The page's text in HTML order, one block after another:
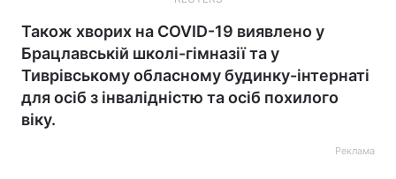
Також хворих на COVID-19 виявлено у
Брацлавській школі-гімназії та у
Тиврівському обласному будинку-інтернаті
для осіб з інвалідністю та осіб похилого
віку.
Реклама